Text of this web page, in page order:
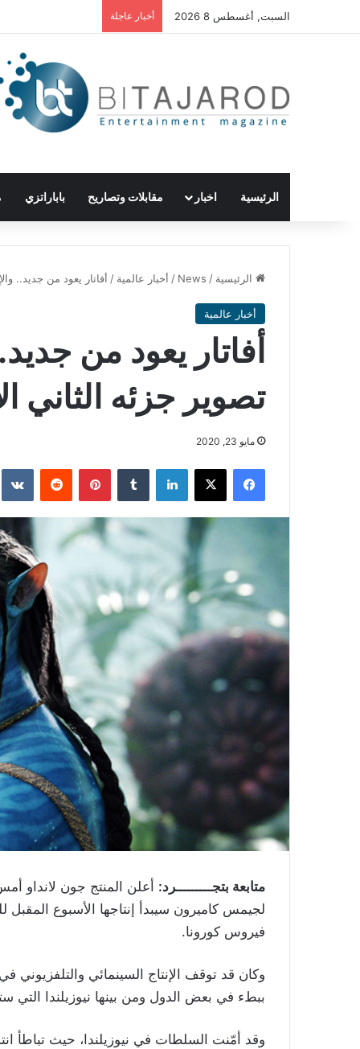
السبت, أغسطس 8 2026 أخبار عاجلة
الرئيسية اخبار مقابلات وتصاريح باباراتزي
الرئيسية /
News
/ أخبار عالمية / أفاتار يعود من جديد..
أخبار عالمية
أفاتار يعود من
تصوير جزئه الثاني
مايو 23, 2020
فيسبوك ‫X لينكدإن بينتيريست
متابعة بتجـــــــــرد: أعلن المنتج جون لانداو
لجيمس كاميرون سيبدأ إنتاجها الأسبوع المقبل
فيروس كورونا.
وكان قد توقف الإنتاج السينمائي
ببطء في بعض الدول ومن بينها نيوزيلندا التي
وقد أمّنت السلطات في نيوزيلندا، حيث تباطأ